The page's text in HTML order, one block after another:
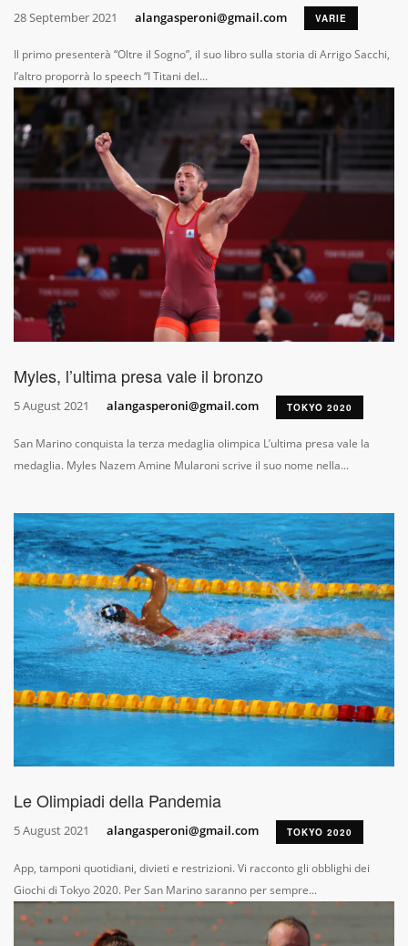
28 September 2021 alangasperoni@gmail.com VARIE
Il primo presenterà “Oltre il Sogno”, il suo libro sulla storia di Arrigo Sacchi,
l’altro proporrà lo speech “I Titani del...
Myles, l’ultima presa vale il bronzo
5 August 2021 alangasperoni@gmail.com TOKYO 2020
San Marino conquista la terza medaglia olimpica L’ultima presa vale la
medaglia. Myles Nazem Amine Mularoni scrive il suo nome nella...
Le Olimpiadi della Pandemia
5 August 2021 alangasperoni@gmail.com TOKYO 2020
App, tamponi quotidiani, divieti e restrizioni. Vi racconto gli obblighi dei
Giochi di Tokyo 2020. Per San Marino saranno per sempre...